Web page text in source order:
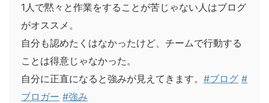
1人で黙々と作業をすることが苦じゃない人はブログ
がオススメ。
自分も認めたくはなかったけど、チームで行動する
ことは得意じゃなかった。
自分に正直になると強みが見えてきます。 #ブログ #
ブロガー #強み